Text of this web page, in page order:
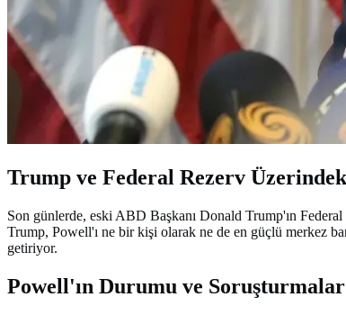
Trump ve Federal Rezerv Üzerindeki
Son günlerde, eski ABD Başkanı Donald Trump'ın
Trump, Powell'ı ne bir kişi olarak ne de en güçlü merkez
getiriyor.
Powell'ın Durumu ve Soruşturmalar